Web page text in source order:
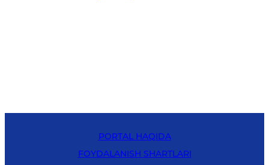
PORTAL HAQIDA
FOYDALANISH SHARTLARI